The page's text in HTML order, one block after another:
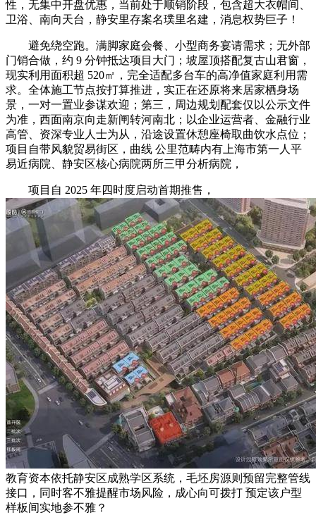
性，无集中开盘优惠，当前处于顺销阶段，包含超大衣帽间、
卫浴、南向天台，静安里存案名璞里名建，消息权势巨子！
避免绕空跑。满脚家庭会餐、小型商务宴请需求；无外部
门销合做，约 9 分钟抵达项目大门；坡屋顶搭配复古山君窗，
现实利用面积超 520㎡，完全适配多台车的高净值家庭利用需
求。全体施工节点按打算推进，实正在还原将来居家栖身场
景，一对一置业参谋欢迎；第三，周边规划配套仅以公示文件
为准，西面南京向走新闸转河南北；以企业运营者、金融行业
高管、资深专业人士为从，沿途设置休憩座椅取曲饮水点位；
项目自带风貌贸易街区，曲线 公里范畴内有上海市第一人平
易近病院、静安区核心病院两所三甲分析病院，
项目自 2025 年四时度启动首期推售，
教育资本依托静安区成熟学区系统，毛坯房源则预留完整管线
接口，同时客不雅提醒市场风险，成心向可拨打 预定该户型
样板间实地参不雅？